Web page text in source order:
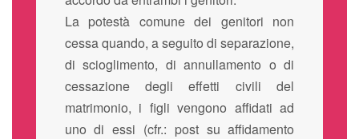
La potestà comune dei genitori non
cessa quando, a seguito di separazione,
di scioglimento, di annullamento o di
cessazione degli effetti civili del
matrimonio, i figli vengono affidati ad
uno di essi (cfr.: post su affidamento